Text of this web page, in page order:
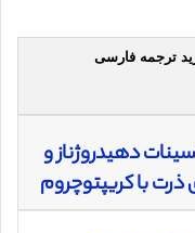
ترجمه فارسی
دهیدروژناز و
ذرت با کریپتوچروم